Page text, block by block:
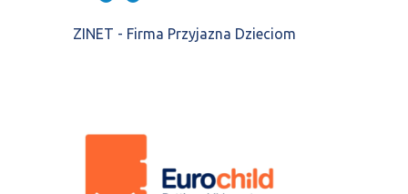
ZINET - Firma Przyjazna Dzieciom